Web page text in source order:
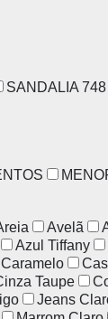
SANDALIA 748
Avelã
Azul Tiffany
Caramelo
Taupe
Jeans